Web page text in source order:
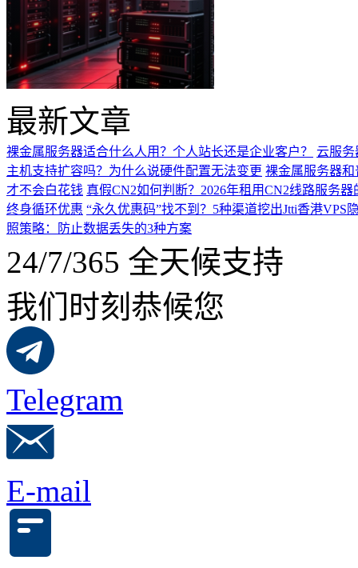
最新文章
裸金属服务器适合什么人用？个人站长还是企业客户？
云服务
主机支持扩容吗？为什么说硬件配置无法变更 裸金属服务器
才不会白花钱 真假CN2如何判断？2026年租用CN2线路服务器
终身循环优惠 “永久优惠码”找不到？5种渠道挖出Jtti香港VPS
照策略：防止数据丢失的3种方案
24/7/365 全天候支持
我们时刻恭候您
Telegram
E-mail